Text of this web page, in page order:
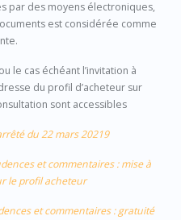
par des moyens électroniques,
est considérée comme
le cas échéant l’invitation à
du profil d’acheteur sur
sont accessibles
du 22 mars 20219
et commentaires : mise à
le profil acheteur
et commentaires : gratuité